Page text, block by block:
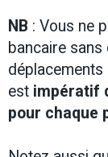
NB : ​Vous ne
bancaire
déplacements
est impératif
pour chaque